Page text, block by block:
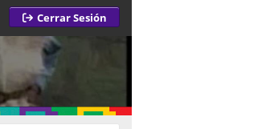
Cerrar Sesión